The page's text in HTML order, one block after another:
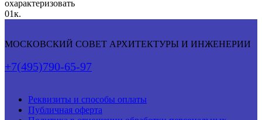
охарактеризовать
01к.
МОСКОВСКИЙ СОВЕТ АРХИТЕКТУРЫ И ИНЖЕНЕРИИ
+7(495)790-65-97
Реквизиты и способы оплаты
Публичная оферта